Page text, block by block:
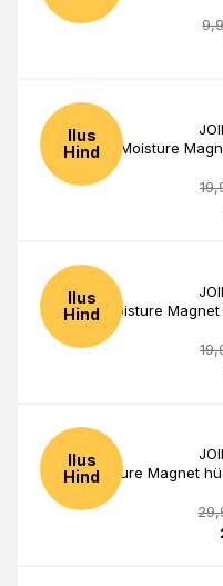
Ilus
Hind
Moisture
Ilus
Hind
Moisture
Ilus
HindMoisture Magnet